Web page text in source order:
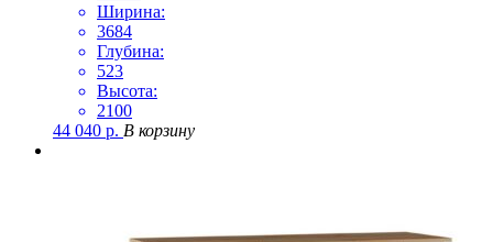
Ширина:
3684
Глубина:
523
Высота:
2100
44 040 р. В корзину